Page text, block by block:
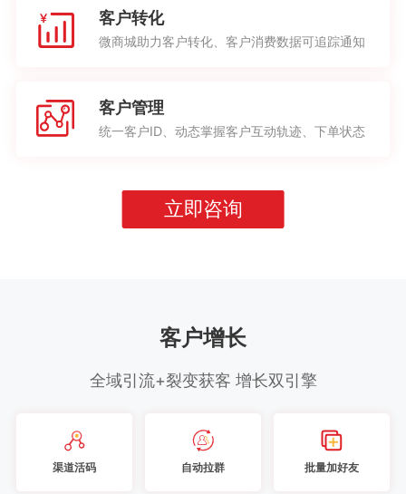
客户转化
微商城助力客户转化、客户消费数据可追踪通知
客户管理
统一客户ID、动态掌握客户互动轨迹、下单状态
立即咨询
客户增长
全域引流+裂变获客 增长双引擎
渠道活码 自动拉群 批量加好友